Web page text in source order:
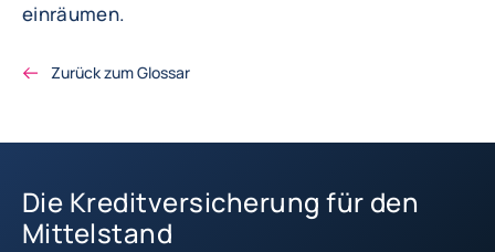
einräumen.
Zurück zum Glossar
Die Kreditversicherung für den
Mittelstand